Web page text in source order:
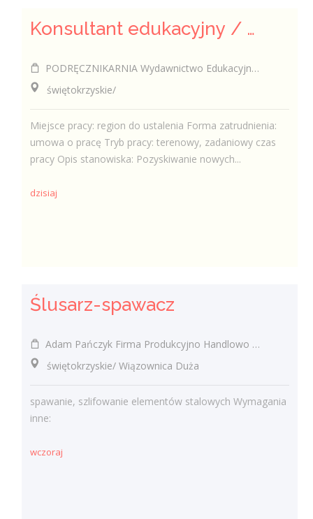
Konsultant edukacyjny / Konsultantka edukacyjna
PODRĘCZNIKARNIA Wydawnictwo Edukacyjne Sp. z o.o.
świętokrzyskie/
Miejsce pracy: region do ustalenia Forma zatrudnienia:
umowa o pracę Tryb pracy: terenowy, zadaniowy czas
pracy Opis stanowiska: Pozyskiwanie nowych...
dzisiaj
Ślusarz-spawacz
Adam Pańczyk Firma Produkcyjno Handlowo Usługowa "KONRAD" Wiązownica Duża
świętokrzyskie/ Wiązownica Duża
spawanie, szlifowanie elementów stalowych Wymagania
inne:
wczoraj